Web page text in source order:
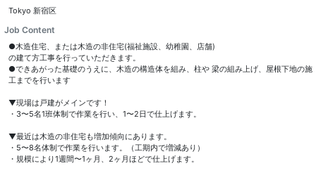
Tokyo 新宿区
Job Content
●木造住宅、または木造の非住宅(福祉施設、幼稚園、店舗)
の建て方工事を行っていただきます。
●できあがった基礎のうえに、木造の構造体を組み、柱や 梁の組み上げ、屋根下地の施
工までを行います
▼現場は戸建がメインです！
・3〜5名1班体制で作業を行い、1〜2日で仕上げます。
▼最近は木造の非住宅も増加傾向にあります。
・5〜8名体制で作業を行います。（工期内で増減あり）
・規模により1週間〜1ヶ月、2ヶ月ほどで仕上げます。